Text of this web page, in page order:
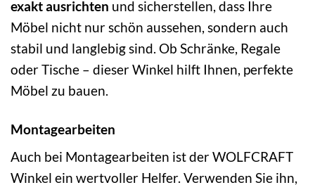
exakt ausrichten und sicherstellen, dass Ihre
Möbel nicht nur schön aussehen, sondern auch
stabil und langlebig sind. Ob Schränke, Regale
oder Tische – dieser Winkel hilft Ihnen, perfekte
Möbel zu bauen.
Montagearbeiten
Auch bei Montagearbeiten ist der WOLFCRAFT
Winkel ein wertvoller Helfer. Verwenden Sie ihn,